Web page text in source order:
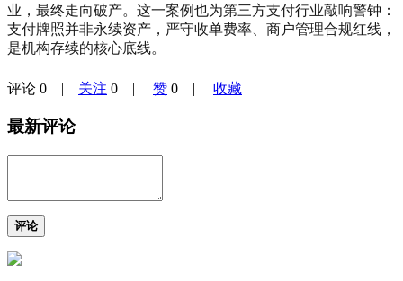
业，最终走向破产。这一案例也为第三方支付行业敲响警钟：
支付牌照并非永续资产，严守收单费率、商户管理合规红线，
是机构存续的核心底线。
评论 0 | 关注 0 | 赞 0 | 收藏
最新评论
评论